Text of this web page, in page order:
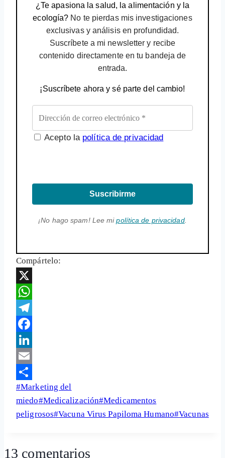
¿Te apasiona la salud, la alimentación y la
ecología? No te pierdas mis investigaciones
exclusivas y análisis en profundidad.
Suscríbete a mi newsletter y recibe
contenido directamente en tu bandeja de
entrada.
¡Suscríbete ahora y sé parte del cambio!
Acepto la política de privacidad
Suscribirme
¡No hago spam! Lee mipolítica de privacidad.
Compártelo:
X
WhatsApp
Telegram
Facebook
LinkedIn
Email
Share
Etiquetas
de
la
#Marketing del
miedo#Medicalización#Medicamentos
peligrosos#Vacuna Virus Papiloma Humano#Vacunas
13 comentarios